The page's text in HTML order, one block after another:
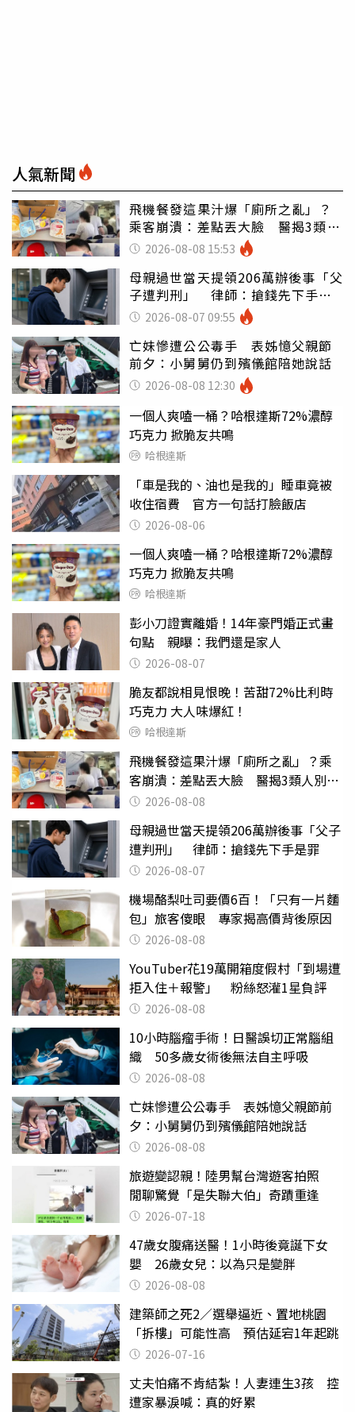
人氣新聞
飛機餐發這果汁爆「廁所之亂」？
乘客崩潰：差點丟大臉 醫揭3類人
別亂喝
2026-08-08 15:53
母親過世當天提領206萬辦後事「父
子遭判刑」 律師：搶錢先下手是
罪 2026-08-07 09:55
亡妹慘遭公公毒手 表姊憶父親節
前夕：小舅舅仍到殯儀館陪她說話
2026-08-08 12:30
一個人爽嗑一桶？哈根達斯72%濃醇
巧克力 掀脆友共鳴
哈根達斯
「車是我的、油也是我的」睡車竟被
收住宿費 官方一句話打臉飯店
2026-08-06
一個人爽嗑一桶？哈根達斯72%濃醇
巧克力 掀脆友共鳴
哈根達斯
彭小刀證實離婚！14年豪門婚正式畫
句點 親曝：我們還是家人
2026-08-07
脆友都說相見恨晚！苦甜72%比利時
巧克力 大人味爆紅！
哈根達斯
飛機餐發這果汁爆「廁所之亂」？乘
客崩潰：差點丟大臉 醫揭3類人別亂
喝 2026-08-08
母親過世當天提領206萬辦後事「父子
遭判刑」 律師：搶錢先下手是罪
2026-08-07
機場酪梨吐司要價6百！「只有一片麵
包」旅客傻眼 專家揭高價背後原因
2026-08-08
YouTuber花19萬開箱度假村「到場遭
拒入住＋報警」 粉絲怒灌1星負評
2026-08-08
10小時腦瘤手術！日醫誤切正常腦組
織 50多歲女術後無法自主呼吸
2026-08-08
亡妹慘遭公公毒手 表姊憶父親節前
夕：小舅舅仍到殯儀館陪她說話
2026-08-08
旅遊變認親！陸男幫台灣遊客拍照
閒聊驚覺「是失聯大伯」奇蹟重逢
2026-07-18
47歲女腹痛送醫！1小時後竟誕下女
嬰 26歲女兒：以為只是變胖
2026-08-08
建築師之死2／選舉逼近、置地桃園
「拆樓」可能性高 預估延宕1年起跳
2026-07-16
丈夫怕痛不肯結紮！人妻連生3孩 控
遭家暴淚喊：真的好累